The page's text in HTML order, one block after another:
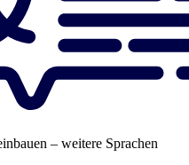
– weitere Sprachen